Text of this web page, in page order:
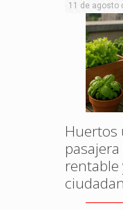
11 de agosto
Huertos
rentable